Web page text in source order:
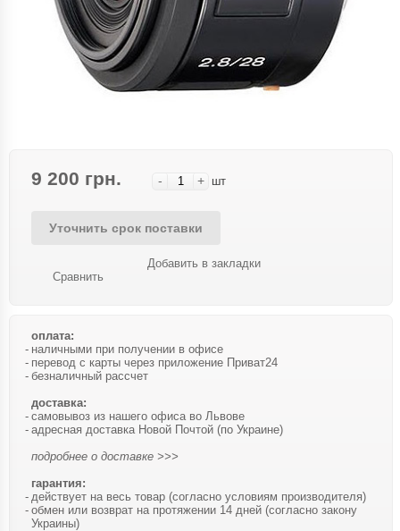
9 200 грн. - + шт
Уточнить срок поставки
Сравнить
Добавить в закладки
оплата:
наличными при получении в офисе
перевод с карты через приложение Приват24
безналичный рассчет
доставка:
самовывоз из нашего офиса во Львове
адресная доставка Новой Почтой (по Украине)
подробнее о доставке >>>
гарантия:
действует на весь товар (согласно условиям производителя)
обмен или возврат на протяжении 14 дней (согласно закону
Украины)